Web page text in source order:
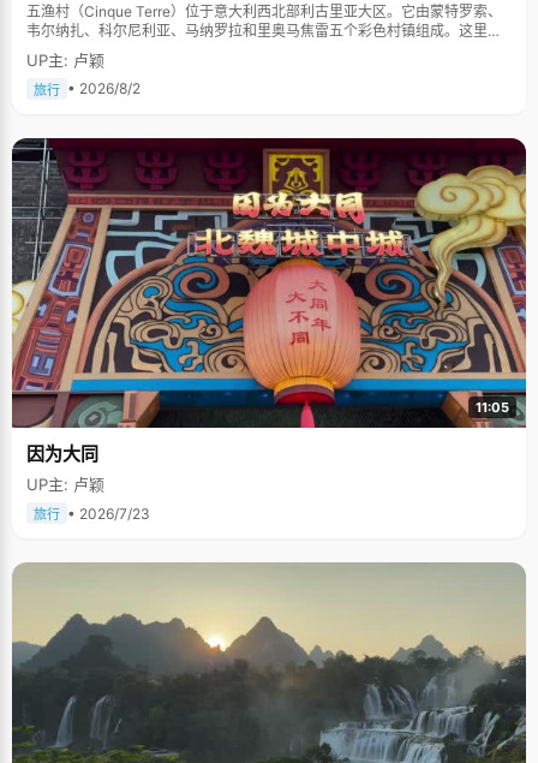
五渔村（Cinque Terre）位于意大利西北部利古里亚大区。它由蒙特罗索、
韦尔纳扎、科尔尼利亚、马纳罗拉和里奥马焦雷五个彩色村镇组成。这里依
山傍海，房屋色彩斑斓，1997年被列为世界文化遗产。
UP主: 卢颖
旅行 • 2026/8/2
11:05
因为大同
UP主: 卢颖
旅行 • 2026/7/23